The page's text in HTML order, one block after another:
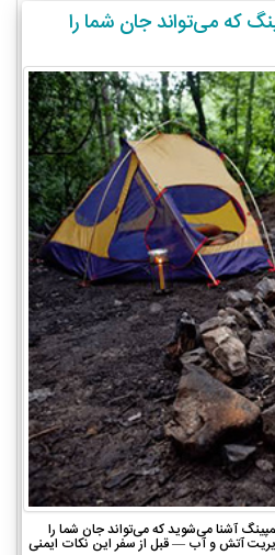
که می‌تواند جان شما را
خطرناک در کمپینگ آشنا می‌شوید که می‌تواند جان شما را
آتش و آب — قبل از سفر این نکات ایمنی